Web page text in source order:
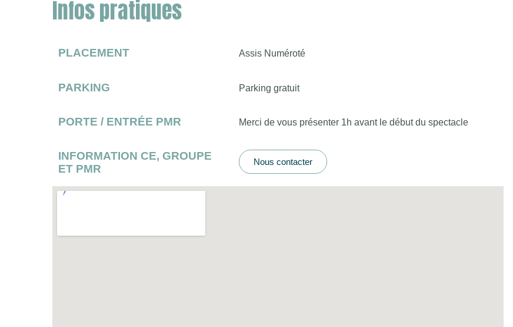
Infos pratiques
PLACEMENT Assis Numéroté
PARKING Parking gratuit
PORTE / ENTRÉE PMR Merci de vous présenter 1h avant le début du spectacle
INFORMATION CE, GROUPE
ET PMR
Nous contacter